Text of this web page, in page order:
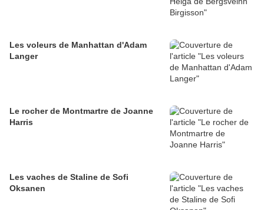
Les voleurs de Manhattan d'Adam
Langer
Le rocher de Montmartre de Joanne
Harris
Les vaches de Staline de Sofi
Oksanen